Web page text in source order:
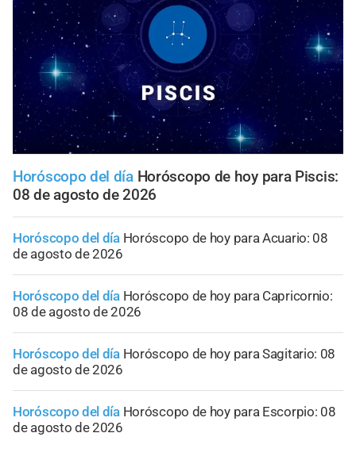
Horóscopo del día Horóscopo de hoy para Piscis:
08 de agosto de 2026
Horóscopo del día Horóscopo de hoy para Acuario: 08
de agosto de 2026
Horóscopo del día Horóscopo de hoy para Capricornio:
08 de agosto de 2026
Horóscopo del día Horóscopo de hoy para Sagitario: 08
de agosto de 2026
Horóscopo del día Horóscopo de hoy para Escorpio: 08
de agosto de 2026